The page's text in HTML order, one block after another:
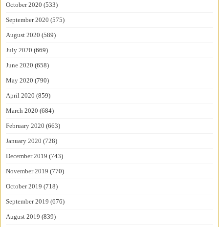
October 2020 (533)
September 2020 (575)
August 2020 (589)
July 2020 (669)
June 2020 (658)
May 2020 (790)
April 2020 (859)
March 2020 (684)
February 2020 (663)
January 2020 (728)
December 2019 (743)
November 2019 (770)
October 2019 (718)
September 2019 (676)
August 2019 (839)